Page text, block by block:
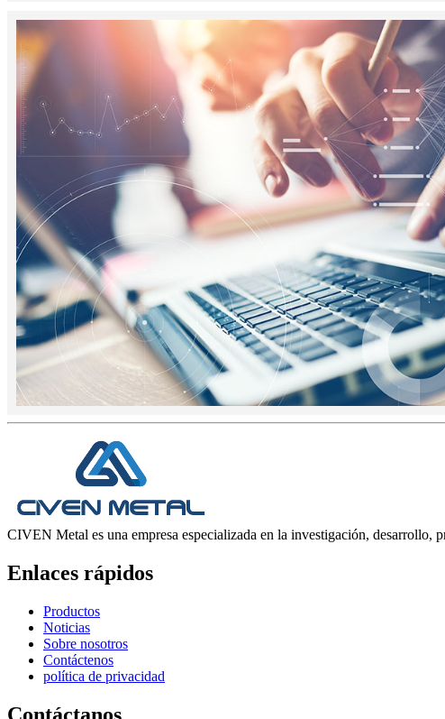
Valores
Basados ​​​​en la virtud, reflejaremos nuestro valor con innovación y
Nos centramos en cultivar y promover a nuestros empleados con
espíritu de equipo; con actividades de ahorro de energía, mejora de la
competitividad de las empresas; con el objetivo de terminar la tarea
CIVEN Metal es una empresa especializada en la investigación, desarrollo,
Enlaces rápidos
Productos
Noticias
Sobre nosotros
Contáctenos
política de privacidad
Contáctanos